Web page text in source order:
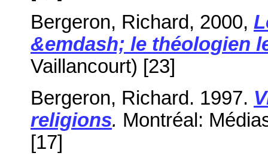
Bergeron, Richard, 2000,
&emdash; le théologien
Vaillancourt) [23]
Bergeron, Richard. 1997.
religions. Montréal:
[17]